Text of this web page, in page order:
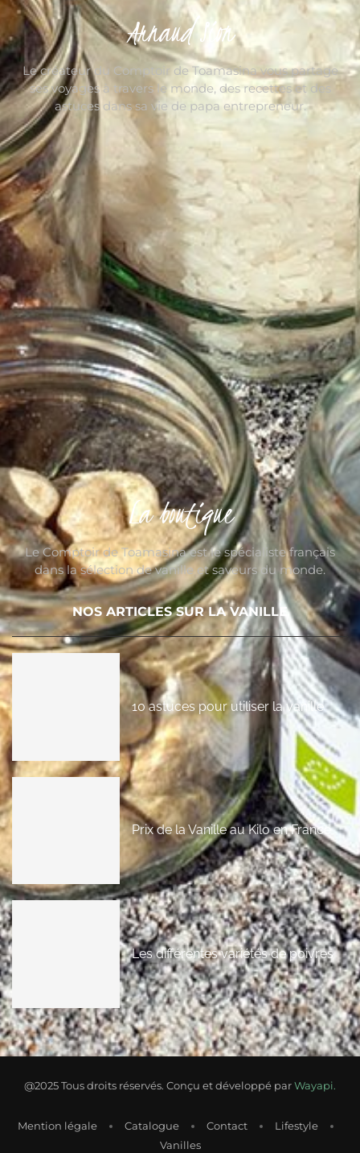
Arnaud Sion
Le créateur du Comptoir de Toamasina vous partage
ses voyages à travers le monde, des recettes et des
astuces dans sa vie de papa entrepreneur.
La boutique
Le Comptoir de Toamasina est le spécialiste français
dans la sélection de vanille et saveurs du monde.
NOS ARTICLES SUR LA VANILLE
10 astuces pour utiliser la vanille
Prix de la Vanille au Kilo en France
Les différentes variétés de poivres
@2025 Tous droits réservés. Conçu et développé parWayapi.
Mention légale Catalogue Contact
Lifestyle
Vanilles